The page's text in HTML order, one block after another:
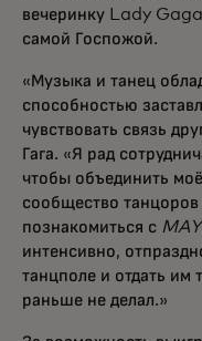
вечеринку Lady
самой Госпожой.
«Музыка и танец
способностью
чувствовать связь
Гага. «Я рад
чтобы объединить
сообщество
познакомиться с
интенсивно,
танцполе и отдать им
раньше не делал.»